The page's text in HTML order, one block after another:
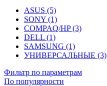
ASUS (5)
SONY (1)
COMPAQ/HP (3)
DELL (1)
SAMSUNG (1)
УНИВЕРСАЛЬНЫЕ (3)
Фильтр по параметрам
По популярности